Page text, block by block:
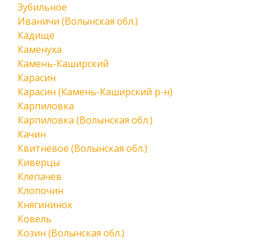
Зубильное
Иваничи (Волынская обл.)
Кадище
Каменуха
Камень-Каширский
Карасин
Карасин (Камень-Каширский р-н)
Карпиловка
Карпиловка (Волынская обл.)
Качин
Квитневое (Волынская обл.)
Киверцы
Клепачев
Клопочин
Княгининок
Ковель
Козин (Волынская обл.)